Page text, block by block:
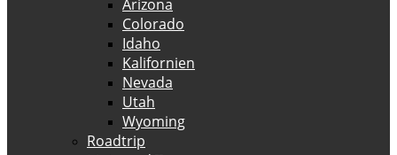
Arizona
Colorado
Idaho
Kalifornien
Nevada
Utah
Wyoming
Roadtrip